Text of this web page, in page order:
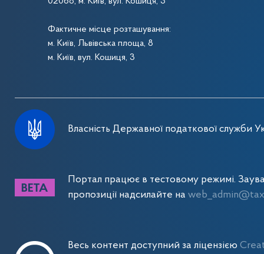
Фактичне місце розташування:
м. Київ, Львівська площа, 8
м. Київ, вул. Кошиця, 3
Власність Державної податкової служби
Портал працює в тестовому режимі.
пропозиції надсилайте на
Весь контент доступний за ліцензією